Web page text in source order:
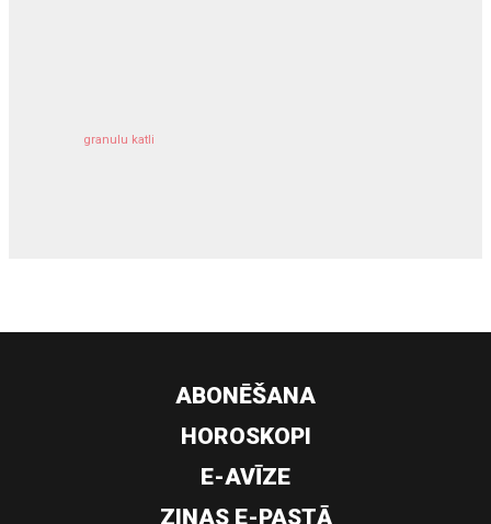
granulu katli
ABONĒŠANA
HOROSKOPI
E-AVĪZE
ZIŅAS E-PASTĀ